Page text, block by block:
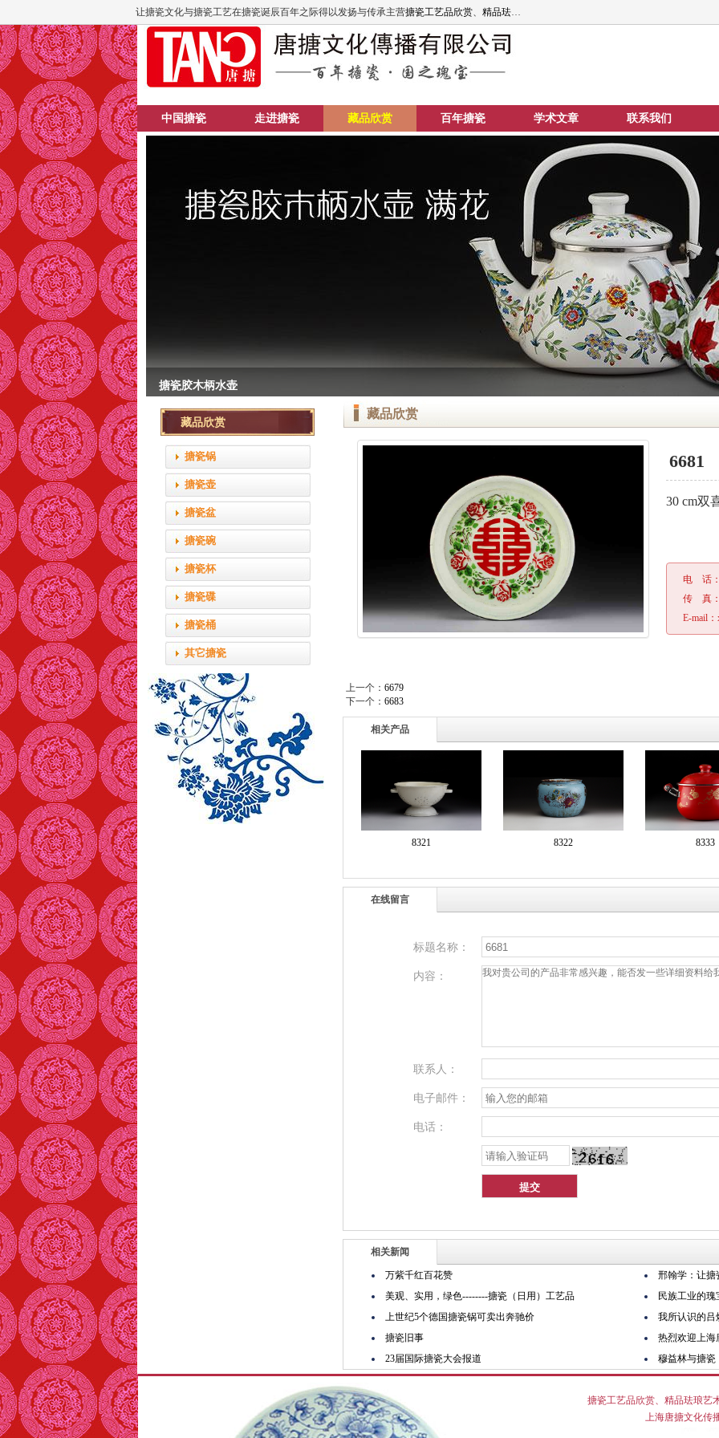
让搪瓷文化与搪瓷工艺在搪瓷诞辰百年之际得以发扬与传承主营搪瓷工艺品欣赏、 精品珐琅艺术
中国搪瓷 走进搪瓷 藏品欣赏 百年搪瓷 学术文章 联系我们
搪瓷胶木柄水壶
null艺术搪瓷面盘
6cm的搪瓷口杯
描金直型双耳烧锅
藏品欣赏
搪瓷锅
搪瓷壶
搪瓷盆
搪瓷碗
搪瓷杯
搪瓷碟
搪瓷桶
其它搪瓷
藏品欣赏
6681
30 cm双
电 话
传 真
E-mail：
上一个： 6679
下一个： 6683
相关产品
8321 8322 8333
在线留言
标题名称：
内容：
联系人：
电子邮件：
电话：
相关新闻
万紫千红百花赞
邢翰学：让搪
美观、实用，绿色--------搪瓷（日用）工艺品
民族工业的瑰
上世纪5个德国搪瓷锅可卖出奔驰价
我所认识的吕
搪瓷旧事
热烈欢迎上海
23届国际搪瓷大会报道
穆益林与搪瓷
搪瓷工艺品欣赏、 精品珐琅艺
上海唐搪文化传